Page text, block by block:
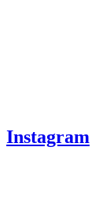
Instagram